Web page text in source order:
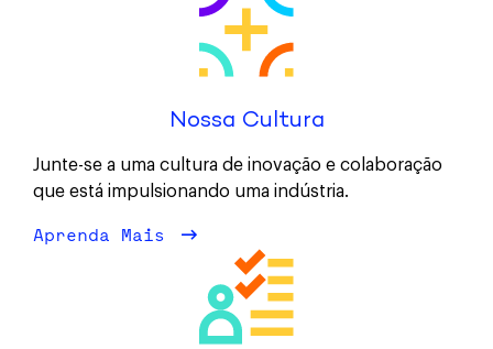
Nossa Cultura
Junte-se a uma cultura de inovação e colaboração
que está impulsionando uma indústria.
Aprenda Mais sobre Nossa Cultura